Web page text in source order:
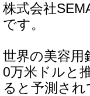
株式会社
です。
世界の美容用
0万米ドルと
ると予測さ